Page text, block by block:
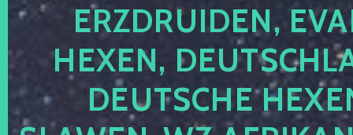
ERZDRUIDEN,
HEXEN,
DEUTSCHE